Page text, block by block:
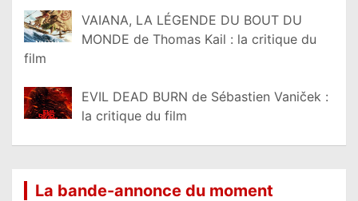
VAIANA, LA LÉGENDE DU BOUT DU
MONDE de Thomas Kail : la critique du
film
EVIL DEAD BURN de Sébastien Vaniček :
la critique du film
La bande-annonce du moment